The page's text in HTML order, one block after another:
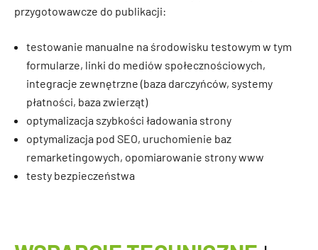
przygotowawcze do publikacji:
testowanie manualne na środowisku testowym w tym
formularze, linki do mediów społecznościowych,
integracje zewnętrzne (baza darczyńców, systemy
płatności, baza zwierząt)
optymalizacja szybkości ładowania strony
optymalizacja pod SEO, uruchomienie baz
remarketingowych, opomiarowanie strony www
testy bezpieczeństwa